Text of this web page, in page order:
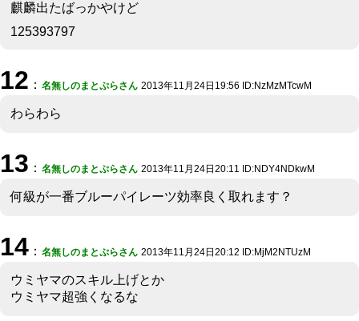
麒麟出たばっかやけど
125393797
12 ： 名無しのまとぷらさん 2013年11月24日19:56 ID:NzMzMTcwM
わらわら
13 ： 名無しのまとぷらさん 2013年11月24日20:11 ID:NDY4NDkwM
何級が一番ブルーパイレーツ効率良く取れます？
14 ： 名無しのまとぷらさん 2013年11月24日20:12 ID:MjM2NTUzM
ウミヤマのスキル上げとか
ウミヤマ超強くなるな